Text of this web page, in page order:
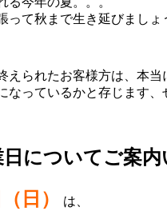
て秋まで生き延びましょ
えられたお客様方は、本当
なっているかと存じます
日についてご案
日）
は、